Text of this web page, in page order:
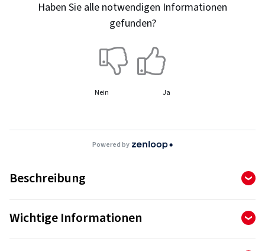
Haben Sie alle notwendigen Informationen
gefunden?
Nein Ja
Powered by
Beschreibung
Alnac 4 G All Season - Hochleistungsfähiger
Ganzjahresreifen
Wichtige Informationen
Apollo-Reifengarantie